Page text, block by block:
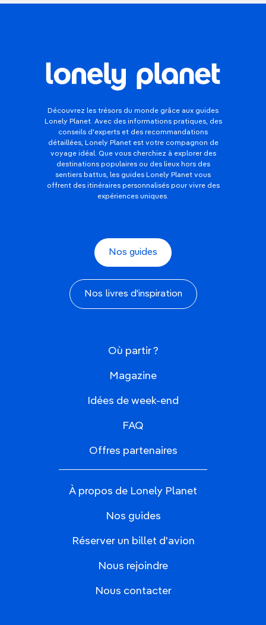
Découvrez les trésors du monde grâce aux guides
Lonely Planet. Avec des informations pratiques, des
conseils d'experts et des recommandations
détaillées, Lonely Planet est votre compagnon de
voyage idéal. Que vous cherchiez à explorer des
destinations populaires ou des lieux hors des
sentiers battus, les guides Lonely Planet vous
offrent des itinéraires personnalisés pour vivre des
expériences uniques.
Nos guides
Nos livres d'inspiration
Où partir ?
Magazine
Idées de week-end
FAQ
Offres partenaires
À propos de Lonely Planet
Nos guides
Réserver un billet d'avion
Nous rejoindre
Nous contacter